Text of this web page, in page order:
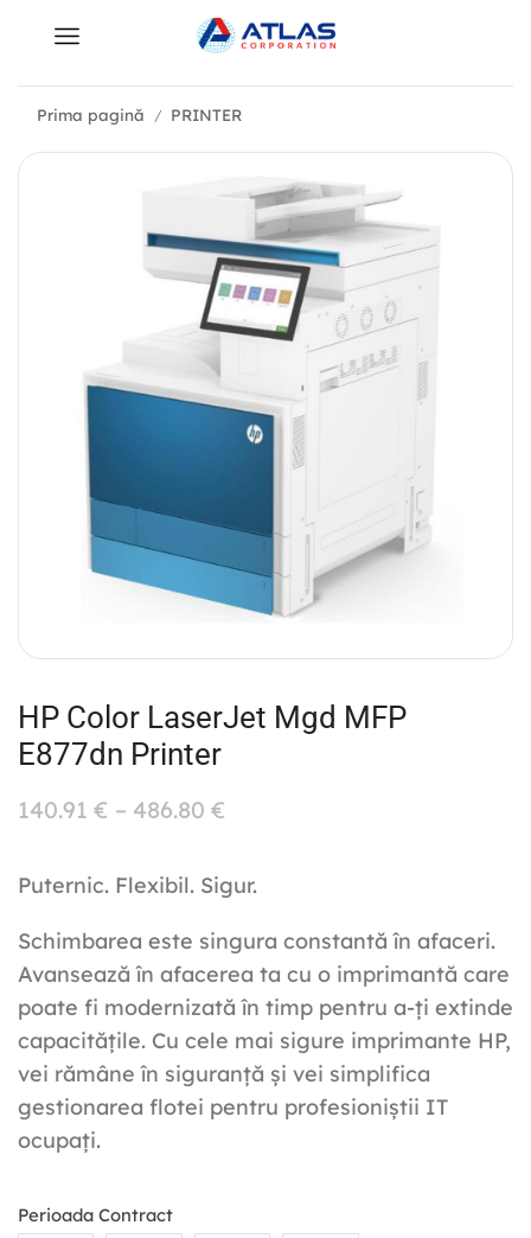
Prima pagină / PRINTER
HP Color LaserJet Mgd MFP
E877dn Printer
140.91 € – 486.80 €
Puternic. Flexibil. Sigur.
Schimbarea este singura constantă în afaceri.
Avansează în afacerea ta cu o imprimantă care
poate fi modernizată în timp pentru a-ți extinde
capacitățile. Cu cele mai sigure imprimante HP,
vei rămâne în siguranță și vei simplifica
gestionarea flotei pentru profesioniștii IT
ocupați.
Perioada Contract